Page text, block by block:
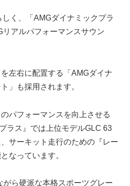
く、「AMGダイナミックプラ
リアルパフォーマンスサウン
左右に配置する「AMGダイナ
」も採用されます。
パフォーマンスを向上させる
ラス』では上位モデルGLC 63
サーキット走行のための『レー
なっています。
ら硬派な本格スポーツグレー